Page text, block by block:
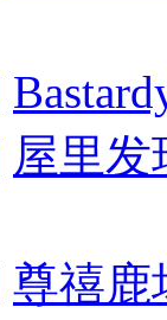
屋里
尊禧鹿